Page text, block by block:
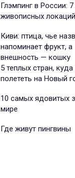
Глэмпинг в России:
живописных локаций
Киви: птица, чье
напоминает фрукт, а
внешность — кошку
5 теплых стран,
полететь на Новый
10 самых ядовитых
мире
Где живут пингвины